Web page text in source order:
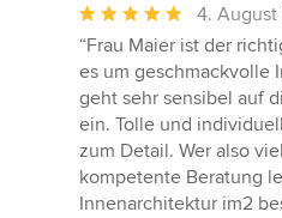
Durchschnittliche
Bewertung:
5
von
5
Sternen
4.
“Frau Maier ist der
es um geschmackvolle
geht sehr sensibel auf
ein. Tolle und
zum Detail. Wer also
kompetente Beratung
Innenarchitektur im2